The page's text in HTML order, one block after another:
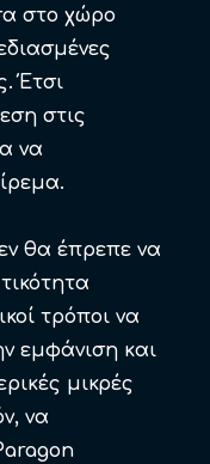
στο χώρο
Έτσι
στις
να
θα έπρεπε να
τρόποι να
εμφάνιση και
μικρές
να